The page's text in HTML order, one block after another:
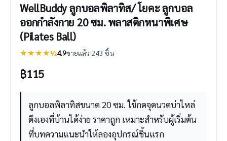
WellBuddy ลูกบอลพิลาทิส/ โยคะ ลูกบอล
ออกกำลังกาย 20 ซม. พลาสติกหนาพิเศษ
(Pilates Ball)
★★★★½4.9ขายแล้ว 243 ชิ้น
฿115
ลูกบอลพิลาทิสขนาด 20 ซม. ใช้กดจุดนวดบ่าไหล่
ตึงเองที่บ้านได้ง่าย ราคาถูก เหมาะสำหรับผู้เริ่มต้น
ที่บทความแนะนำให้ลองอุปกรณ์ชิ้นแรก